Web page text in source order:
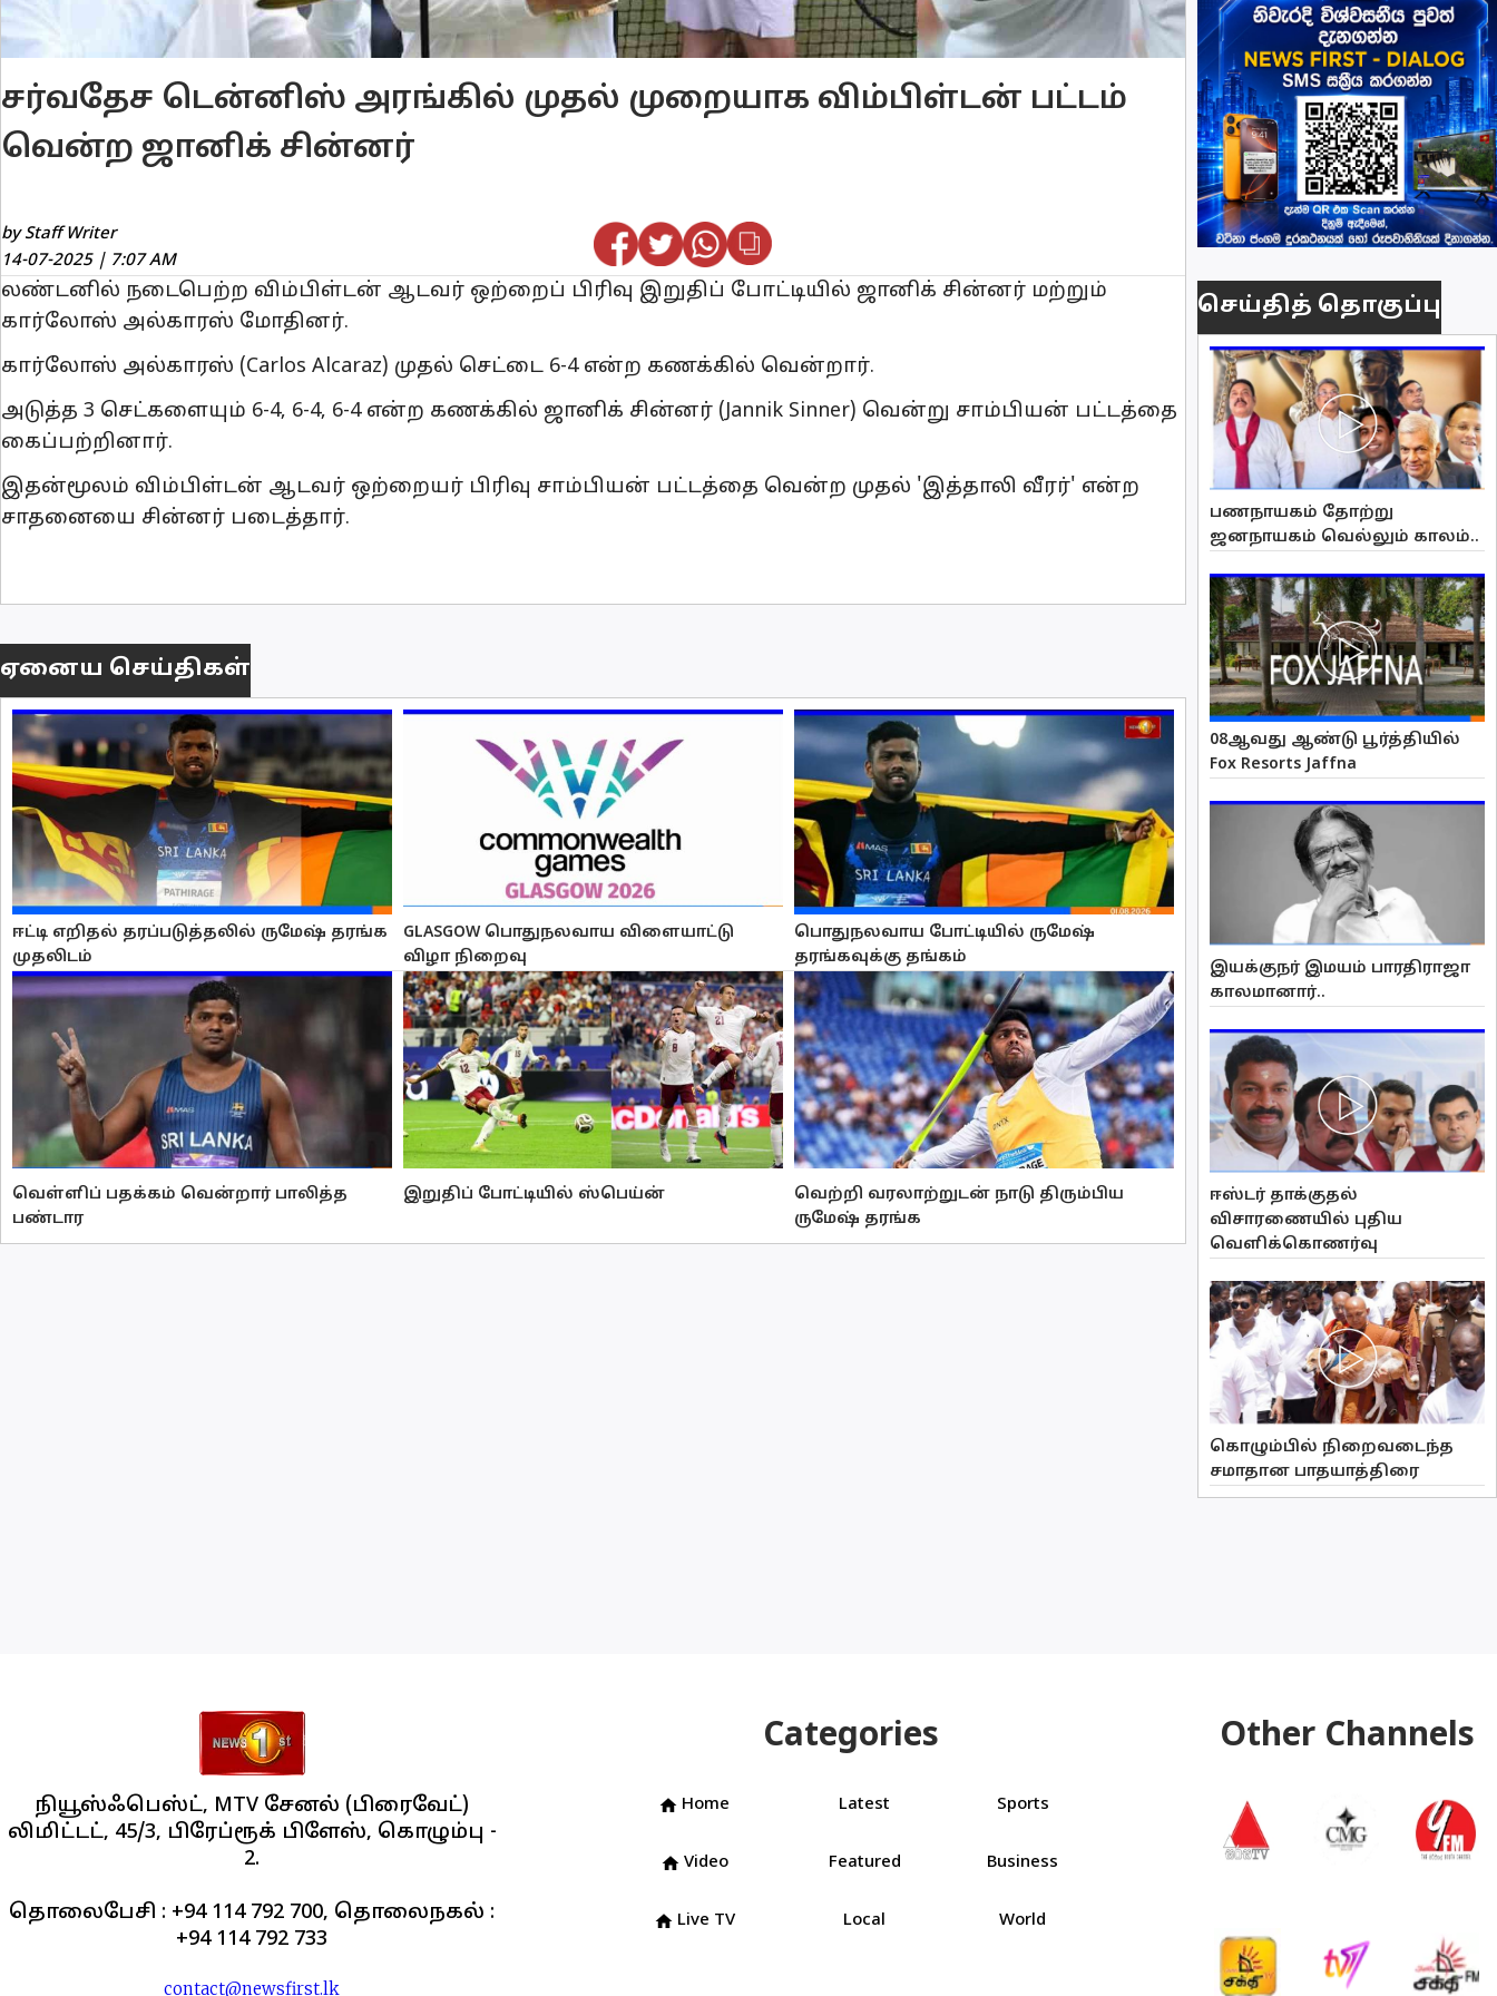
சர்வதேச டென்னிஸ் அரங்கில் முதல் முறையாக விம்பிள்டன் பட்டம்
வென்ற ஜானிக் சின்னர்
by Staff Writer
14-07-2025 | 7:07 AM
லண்டனில் நடைபெற்ற விம்பிள்டன் ஆடவர் ஒற்றைப் பிரிவு இறுதிப் போட்டியில் ஜானிக் சின்னர் மற்றும்
கார்லோஸ் அல்காரஸ் மோதினர்.
கார்லோஸ் அல்காரஸ் (Carlos Alcaraz) முதல் செட்டை 6-4 என்ற கணக்கில் வென்றார்.
அடுத்த 3 செட்களையும் 6-4, 6-4, 6-4 என்ற கணக்கில் ஜானிக் சின்னர் (Jannik Sinner) வென்று சாம்பியன் பட்டத்தை
கைப்பற்றினார்.
இதன்மூலம் விம்பிள்டன் ஆடவர் ஒற்றையர் பிரிவு சாம்பியன் பட்டத்தை வென்ற முதல் 'இத்தாலி வீரர்' என்ற
சாதனையை சின்னர் படைத்தார்.
ஏனைய செய்திகள்
ஈட்டி எறிதல் தரப்படுத்தலில் ருமேஷ் தரங்க
முதலிடம்
GLASGOW பொதுநலவாய விளையாட்டு
விழா நிறைவு
பொதுநலவாய போட்டியில் ருமேஷ்
தரங்கவுக்கு தங்கம்
வெள்ளிப் பதக்கம் வென்றார் பாலித்த
பண்டார
இறுதிப் போட்டியில் ஸ்பெய்ன்
வெற்றி வரலாற்றுடன் நாடு திரும்பிய
ருமேஷ் தரங்க
செய்தித் தொகுப்பு
பணநாயகம் தோற்று
ஜனநாயகம் வெல்லும் காலம்..
08ஆவது ஆண்டு பூர்த்தியில்
Fox Resorts Jaffna
இயக்குநர் இமயம் பாரதிராஜா
காலமானார்..
ஈஸ்டர் தாக்குதல்
விசாரணையில் புதிய
வௌிக்கொணர்வு
கொழும்பில் நிறைவடைந்த
சமாதான பாதயாத்திரை
நியூஸ்ஃபெஸ்ட், MTV சேனல் (பிரைவேட்)
லிமிட்டட், 45/3, பிரேப்ரூக் பிளேஸ், கொழும்பு -
2.
தொலைபேசி : +94 114 792 700, தொலைநகல் :
+94 114 792 733
contact@newsfirst.lk
Categories
home Home Latest Sports
home Video Featured Business
home Live TV Local World
Other Channels